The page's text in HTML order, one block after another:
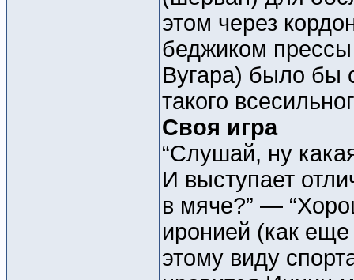
этом через
беджиком прессы
Вугара) было бы
такого
Своя игра
“Слушай, ну
И выступает
в мяче?” —
иронией (как еще
этому виду